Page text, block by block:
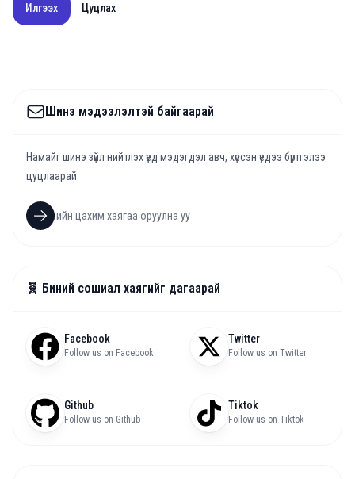
Илгээх Цуцлах
Шинэ мэдээлэлтэй байгаарай
Намайг шинэ зүйл нийтлэх үед мэдэгдэл авч, хүссэн үедээ бүртгэлээ
цуцлаарай.
🧬 Биний сошиал хаягийг дагаарай
Facebook
Follow us on Facebook
Twitter
Follow us on Twitter
Github
Follow us on Github
Tiktok
Follow us on Tiktok